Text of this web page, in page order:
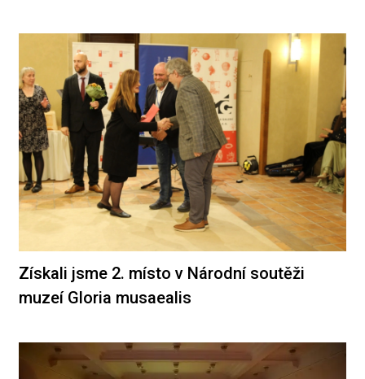
Získali jsme 2. místo v Národní soutěži
muzeí Gloria musaealis